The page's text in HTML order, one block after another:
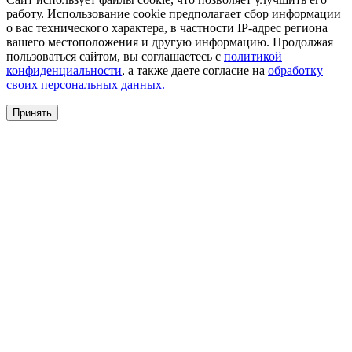
работу. Использование cookie предполагает сбор информации
о вас технического характера, в частности IP-адрес региона
вашего местоположения и другую информацию. Продолжая
пользоваться сайтом, вы соглашаетесь с политикой
конфиденциальности, а также даете согласие на обработку
своих персональных данных.
Принять